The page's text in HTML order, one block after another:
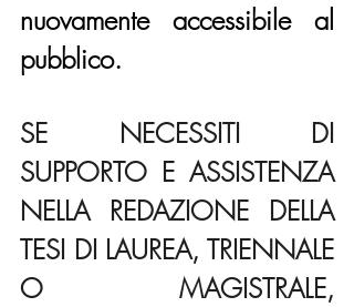
nuovamente accessibile al
pubblico.
SE NECESSITI DI
SUPPORTO E ASSISTENZA
NELLA REDAZIONE DELLA
TESI DI LAUREA, TRIENNALE
O MAGISTRALE,